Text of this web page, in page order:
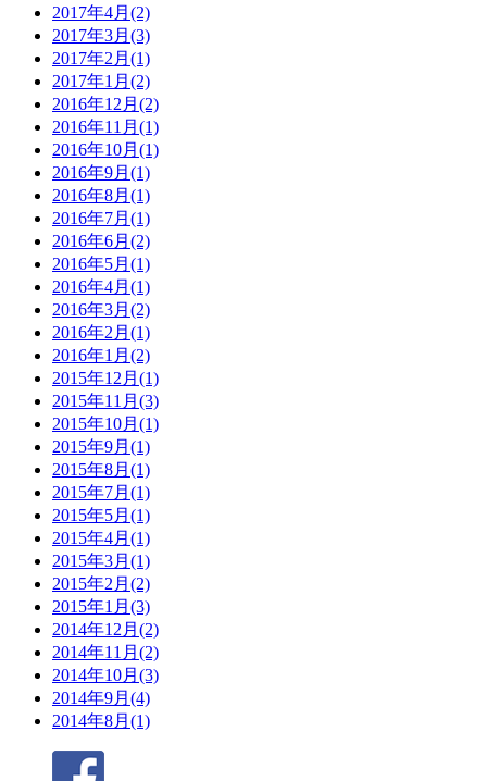
2017年4月(2)
2017年3月(3)
2017年2月(1)
2017年1月(2)
2016年12月(2)
2016年11月(1)
2016年10月(1)
2016年9月(1)
2016年8月(1)
2016年7月(1)
2016年6月(2)
2016年5月(1)
2016年4月(1)
2016年3月(2)
2016年2月(1)
2016年1月(2)
2015年12月(1)
2015年11月(3)
2015年10月(1)
2015年9月(1)
2015年8月(1)
2015年7月(1)
2015年5月(1)
2015年4月(1)
2015年3月(1)
2015年2月(2)
2015年1月(3)
2014年12月(2)
2014年11月(2)
2014年10月(3)
2014年9月(4)
2014年8月(1)